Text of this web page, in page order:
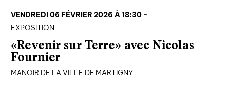
VENDREDI 06 FÉVRIER 2026 À 18:30 -
EXPOSITION
«Revenir sur Terre» avec Nicolas
Fournier
MANOIR DE LA VILLE DE MARTIGNY